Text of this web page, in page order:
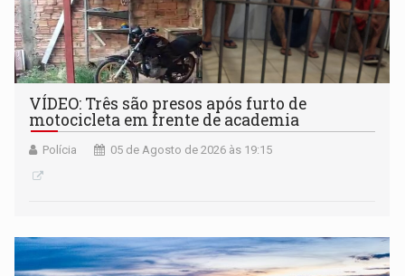
VÍDEO: Três são presos após furto de
motocicleta em frente de academia
Polícia 05 de Agosto de 2026 às 19:15